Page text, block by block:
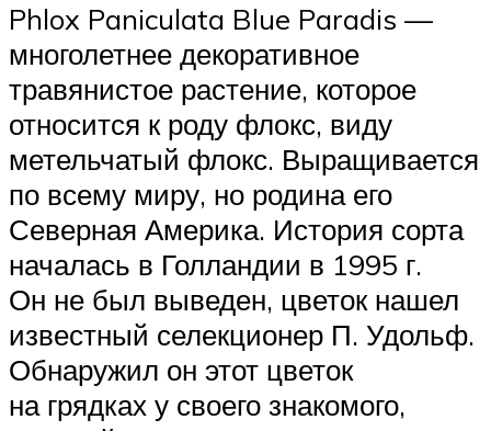
Phlox Paniculata Blue Paradis —
многолетнее декоративное
травянистое растение, которое
относится к роду флокс, виду
метельчатый флокс. Выращивается
по всему миру, но родина его
Северная Америка. История сорта
началась в Голландии в 1995 г.
Он не был выведен, цветок нашел
известный селекционер П. Удольф.
Обнаружил он этот цветок
на грядках у своего знакомого,